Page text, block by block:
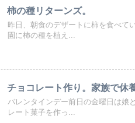
柿の種リターンズ。
昨日、朝食のデザートに柿を食べて
園に柿の種を植え...
チョコレート作り。家族で休養
バレンタインデー前日の金曜日は娘
レート菓子を作っ...